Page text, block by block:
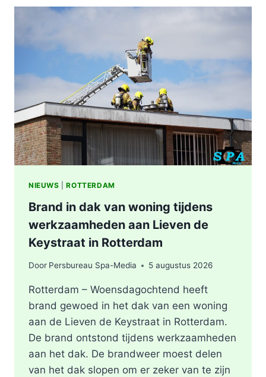
WONING
SENIORENFLAT
WATERTORENWEG
IN
ROTTERDAM
NIEUWS |ROTTERDAM
Brand in dak van woning tijdens
werkzaamheden aan Lieven de
Keystraat in Rotterdam
Door Persbureau Spa-Media 5 augustus 2026
Rotterdam – Woensdagochtend heeft
brand gewoed in het dak van een woning
aan de Lieven de Keystraat in Rotterdam.
De brand ontstond tijdens werkzaamheden
aan het dak. De brandweer moest delen
van het dak slopen om er zeker van te zijn